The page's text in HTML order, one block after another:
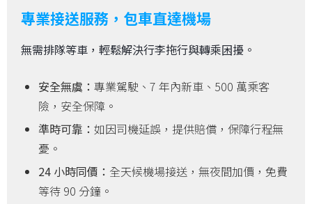
專業接送服務，包車直達機場
無需排隊等車，輕鬆解決行李拖行與轉乘困擾。
安全無虞： 專業駕駛、7 年內新車、500 萬乘客
險，安全保障。
準時可靠： 如因司機延誤，提供賠償，保障行程無
憂。
24 小時同價： 全天候機場接送，無夜間加價，免費
等待 90 分鐘。